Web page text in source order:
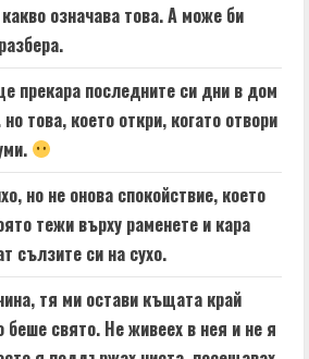
означава това. А може би
прекара последните си дни в дом
това, което откри, когато отвори
но не онова спокойствие, което
тежи върху раменете и кара
сълзите си на сухо.
тя ми остави къщата край
беше свято. Не живеех в нея и не я